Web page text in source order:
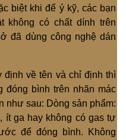
biệt khi để ý kỹ, các bạn
không có chất dính trên
đã dùng công nghệ dán
định về tên và chỉ định thì
đóng bình trên nhãn mác
như sau: Dòng sản phẩm:
ít ga hay không có gas tự
để đóng bình. Không